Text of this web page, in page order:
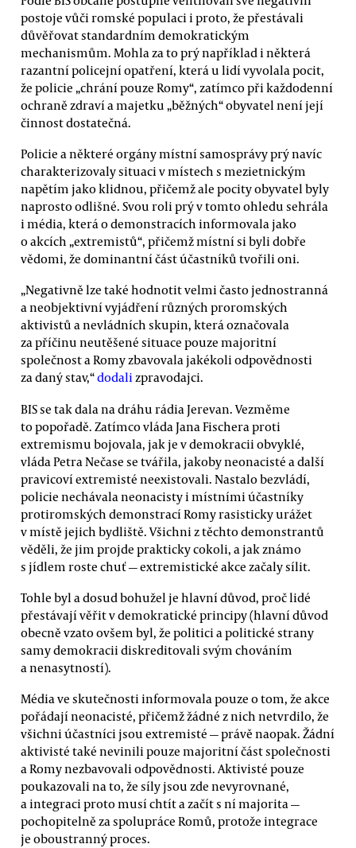
postoje vůči romské populaci i proto, že přestávali
důvěřovat standardním demokratickým
mechanismům. Mohla za to prý například i některá
razantní policejní opatření, která u lidí vyvolala pocit,
že policie „chrání pouze Romy“, zatímco při každodenní
ochraně zdraví a majetku „běžných“ obyvatel není její
činnost dostatečná.
Policie a některé orgány místní samosprávy prý navíc
charakterizovaly situaci v místech s mezietnickým
napětím jako klidnou, přičemž ale pocity obyvatel byly
naprosto odlišné. Svou roli prý v tomto ohledu sehrála
i média, která o demonstracích informovala jako
o akcích „extremistů“, přičemž místní si byli dobře
vědomi, že dominantní část účastníků tvořili oni.
„Negativně lze také hodnotit velmi často jednostranná
a neobjektivní vyjádření různých proromských
aktivistů a nevládních skupin, která označovala
za příčinu neutěšené situace pouze majoritní
společnost a Romy zbavovala jakékoli odpovědnosti
za daný stav,“dodalizpravodajci.
BIS se tak dala na dráhu rádia Jerevan. Vezměme
to popořadě. Zatímco vláda Jana Fischera proti
extremismu bojovala, jak je v demokracii obvyklé,
vláda Petra Nečase se tvářila, jakoby neonacisté a další
pravicoví extremisté neexistovali. Nastalo bezvládí,
policie nechávala neonacisty i místními účastníky
protiromských demonstrací Romy rasisticky urážet
v místě jejich bydliště. Všichni z těchto demonstrantů
věděli, že jim projde prakticky cokoli, a jak známo
s jídlem roste chuť — extremistické akce začaly sílit.
Tohle byl a dosud bohužel je hlavní důvod, proč lidé
přestávají věřit v demokratické principy (hlavní důvod
obecně vzato ovšem byl, že politici a politické strany
samy demokracii diskreditovali svým chováním
a nenasytností).
Média ve skutečnosti informovala pouze o tom, že akce
pořádají neonacisté, přičemž žádné z nich netvrdilo, že
všichni účastníci jsou extremisté — právě naopak. Žádní
aktivisté také nevinili pouze majoritní část společnosti
a Romy nezbavovali odpovědnosti. Aktivisté pouze
poukazovali na to, že síly jsou zde nevyrovnané,
a integraci proto musí chtít a začít s ní majorita —
pochopitelně za spolupráce Romů, protože integrace
je oboustranný proces.